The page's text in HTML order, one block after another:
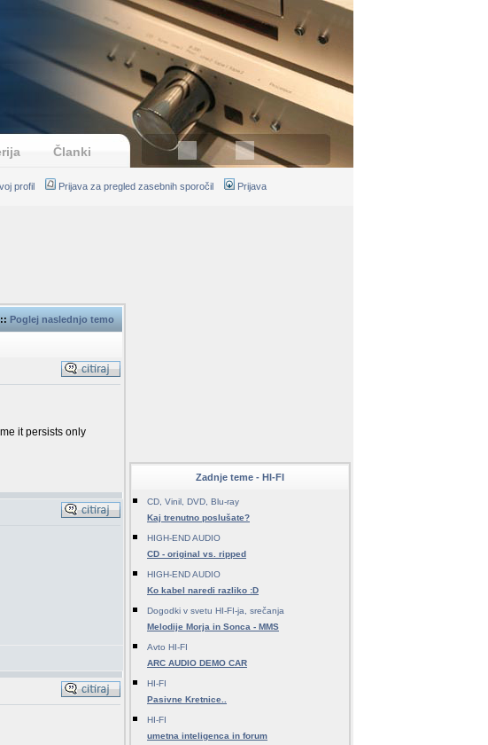
Članki
profil Prijava za pregled zasebnih sporočil Prijava
:: Poglej naslednjo temo
it persists only
Zadnje teme - HI-FI
CD, Vinil, DVD, Blu-ray
Kaj trenutno poslušate?
HIGH-END AUDIO
CD - original vs. ripped
HIGH-END AUDIO
Ko kabel naredi razliko :D
Dogodki v svetu HI-FI-ja, srečanja
Melodije Morja in Sonca - MMS
Avto HI-FI
ARC AUDIO DEMO CAR
HI-FI
Pasivne Kretnice..
HI-FI
umetna inteligenca in forum